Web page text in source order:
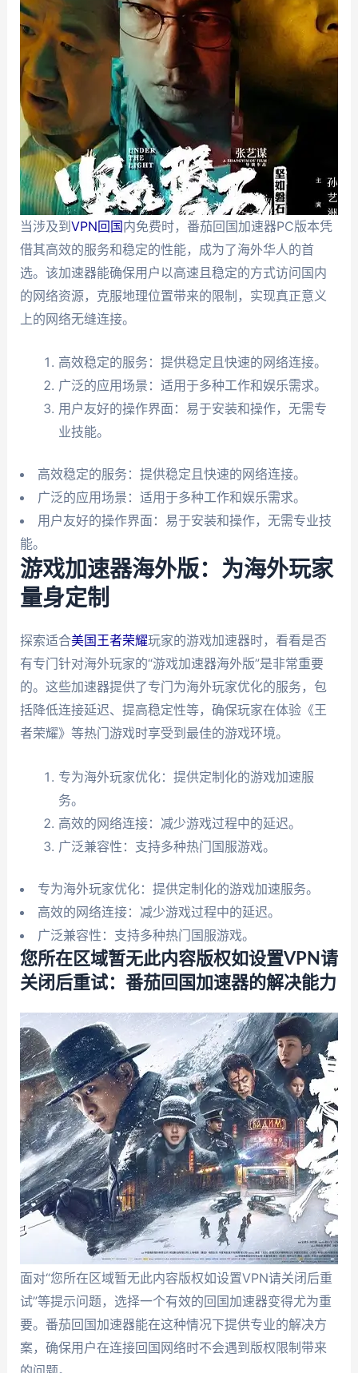
当涉及到VPN回国内免费时，番茄回国加速器PC版本凭
借其高效的服务和稳定的性能，成为了海外华人的首
选。该加速器能确保用户以高速且稳定的方式访问国内
的网络资源，克服地理位置带来的限制，实现真正意义
上的网络无缝连接。
高效稳定的服务：提供稳定且快速的网络连接。
广泛的应用场景：适用于多种工作和娱乐需求。
用户友好的操作界面：易于安装和操作，无需专
业技能。
高效稳定的服务：提供稳定且快速的网络连接。
广泛的应用场景：适用于多种工作和娱乐需求。
用户友好的操作界面：易于安装和操作，无需专业技
能。
游戏加速器海外版：为海外玩家
量身定制
探索适合美国王者荣耀玩家的游戏加速器时，看看是否
有专门针对海外玩家的“游戏加速器海外版”是非常重要
的。这些加速器提供了专门为海外玩家优化的服务，包
括降低连接延迟、提高稳定性等，确保玩家在体验《王
者荣耀》等热门游戏时享受到最佳的游戏环境。
专为海外玩家优化：提供定制化的游戏加速服
务。
高效的网络连接：减少游戏过程中的延迟。
广泛兼容性：支持多种热门国服游戏。
专为海外玩家优化：提供定制化的游戏加速服务。
高效的网络连接：减少游戏过程中的延迟。
广泛兼容性：支持多种热门国服游戏。
您所在区域暂无此内容版权如设置VPN请
关闭后重试：番茄回国加速器的解决能力
面对“您所在区域暂无此内容版权如设置VPN请关闭后重
试”等提示问题，选择一个有效的回国加速器变得尤为重
要。番茄回国加速器能在这种情况下提供专业的解决方
案，确保用户在连接回国网络时不会遇到版权限制带来